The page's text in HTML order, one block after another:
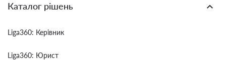
Каталог рішень
Liga360: Керівник
Liga360: Юрист